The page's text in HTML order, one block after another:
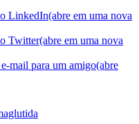
LinkedIn(abre em uma nova
Twitter(abre em uma nova
mail para um amigo(abre